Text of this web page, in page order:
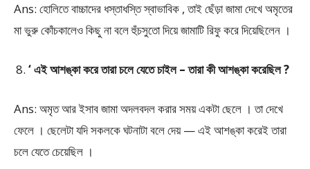
Ans: হোলিতে বাচ্চাদের ধস্তাধস্তি স্বাভাবিক , তাই ছেঁড়া জামা দেখে অমৃতের
মা ভুরু কোঁচকালেও কিছু না বলে হুঁচসুতো দিয়ে জামাটি রিফু করে দিয়েছিলেন ।
‘ এই আশঙ্কা করে তারা চলে যেতে চাইল – তারা কী আশঙ্কা করেছিল ?
Ans: অমৃত আর ইসাব জামা অদলবদল করার সময় একটা ছেলে । তা দেখে
ফেলে । ছেলেটা যদি সকলকে ঘটনাটা বলে দেয় — এই আশঙ্কা করেই তারা
চলে যেতে চেয়েছিল ।